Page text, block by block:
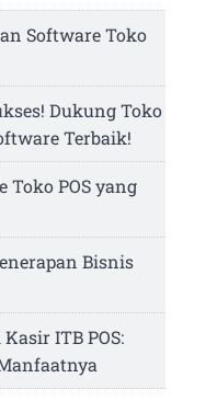
Software Toko
Dukung Toko
Terbaik!
Toko POS yang
Bisnis
ITB POS: